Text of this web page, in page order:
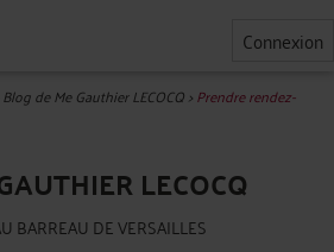
Connexion
Blog de Me Gauthier LECOCQ>Prendre rendez-
LECOCQ
BARREAU DE VERSAILLES